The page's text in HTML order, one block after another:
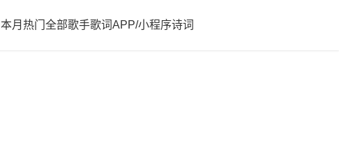
本月热门 全部歌手歌词APP/小程序诗词